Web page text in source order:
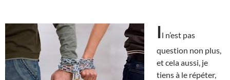
Il n’est pas
question non plus,
et cela aussi, je
tiens à le répéter,